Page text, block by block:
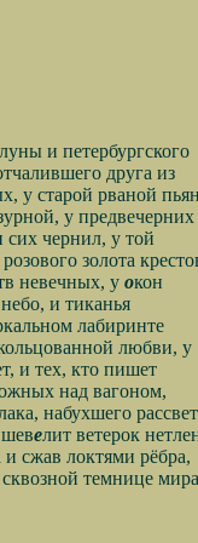
и петербургского
друга из
у старой рваной
у предвечерних
сих чернил, у той
золота
невечных, у окон
и тиканья
лабиринте
любви, у
и тех, кто пишет
над вагоном,
набухшего
шевелит ветерок
и сжав локтями рёбра,
темнице